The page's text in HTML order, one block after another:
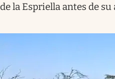
de la Espriella antes de